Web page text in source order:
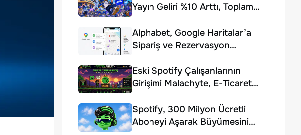
Yayın Geliri %10 Arttı, Toplam
Alphabet, Google Haritalar’a
Sipariş ve Rezervasyon
Eski Spotify Çalışanlarının
Girişimi Malachyte, E-Ticaret
Dolar Yatırım Aldı
Spotify, 300 Milyon Ücretli
Aboneyi Aşarak Büyümesini